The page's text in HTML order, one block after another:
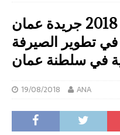
الخميس 16 أغسطس 2018 جريدة عمان
في تطوير الصيرفة
في سلطنة عمان
19/08/2018 ANA